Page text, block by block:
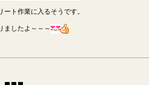
ト作業に入るそうです。
ましたよ～～～